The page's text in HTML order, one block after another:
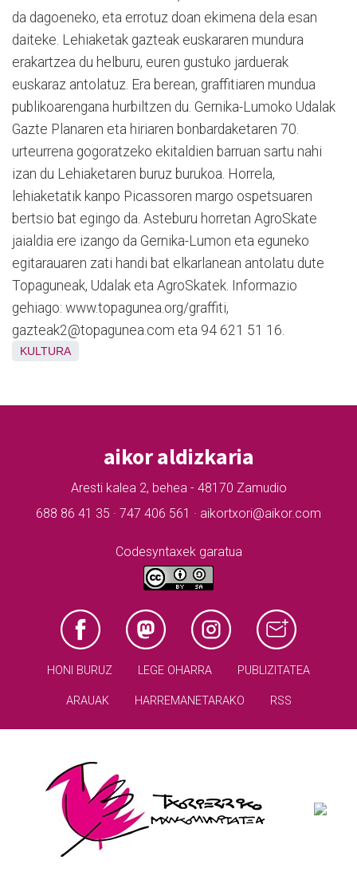
da dagoeneko, eta errotuz doan ekimena dela esan
daiteke. Lehiaketak gazteak euskararen mundura
erakartzea du helburu, euren gustuko jarduerak
euskaraz antolatuz. Era berean, graffitiaren mundua
publikoarengana hurbiltzen du. Gernika-Lumoko Udalak
Gazte Planaren eta hiriaren bonbardaketaren 70.
urteurrena gogoratzeko ekitaldien barruan sartu nahi
izan du Lehiaketaren buruz burukoa. Horrela,
lehiaketatik kanpo Picassoren margo ospetsuaren
bertsio bat egingo da. Asteburu horretan AgroSkate
jaialdia ere izango da Gernika-Lumon eta eguneko
egitarauaren zati handi bat elkarlanean antolatu dute
Topaguneak, Udalak eta AgroSkatek. Informazio
gehiago: www.topagunea.org/graffiti,
gazteak2@topagunea.com eta 94 621 51 16.
KULTURA
aikor aldizkaria
Aresti kalea 2, behea - 48170 Zamudio
688 86 41 35 · 747 406 561 · aikortxori@aikor.com
Codesyntaxek garatua
HONI BURUZ LEGE OHARRA PUBLIZITATEA
ARAUAK HARREMANETARAKO RSS